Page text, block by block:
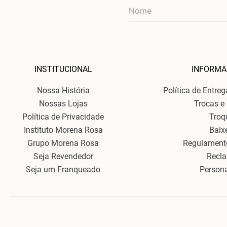
confortáveis e
Mantenha-se aquecida e estilosa com os
Aqui na Maria.Valentina, teremos promoções especiais
INSTITUCIONAL
Nossa História
Nossas Lojas
Política de Privacidade
Instituto Morena Rosa
Grupo Morena Rosa
Seja Revendedor
Seja um Franqueado
Política de
Trocas e